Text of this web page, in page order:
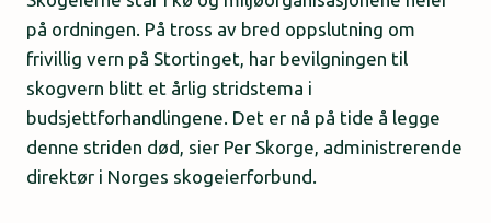
på ordningen. På tross av bred oppslutning om
frivillig vern på Stortinget, har bevilgningen til
skogvern blitt et årlig stridstema i
budsjettforhandlingene. Det er nå på tide å legge
denne striden død, sier Per Skorge, administrerende
direktør i Norges skogeierforbund.